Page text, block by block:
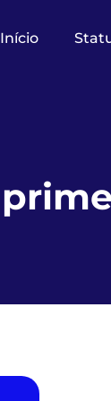
Início